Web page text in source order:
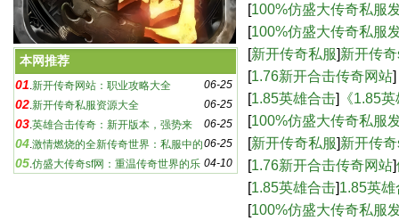
新开传奇网站：职业攻略大全
本网推荐
06-25
01.新开传奇网站：职业攻略大全
06-25
02.新开传奇私服资源大全
06-25
03.英雄合击传奇：新开版本，强势来
袭！
06-25
04.激情燃烧的全新传奇世界：私服中的
高爆率与激烈战斗
04-10
05.仿盛大传奇sf网：重温传奇世界的乐
[100%仿盛大传奇私服
服中的高爆率与激烈战
[100%仿盛大传奇私服
界的乐趣-仿盛大传奇sf
[新开传奇私服]新开传
奇sf：游戏玩家必知的
[1.76新开合击传奇网站]
合击版本，传奇再续-
[1.85英雄合击] 《1.85
新篇章-《1.85英雄合
[100%仿盛大传奇私服
传奇-100%仿盛大传奇
[新开传奇私服]新开传
sf下载,新开传奇sf
[1.76新开合击传奇网站]
网站，重温热血传奇
[1.85英雄合击]1.85英
[100%仿盛大传奇私服